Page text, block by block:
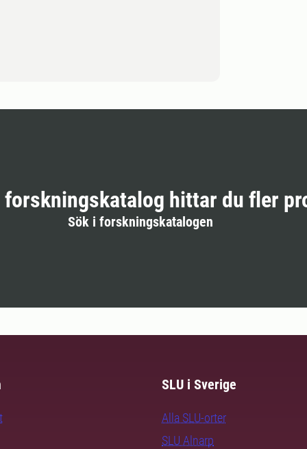
forskningskatalog hittar du fler
Sök i forskningskatalogen
SLU i Sverige
Alla SLU-orter
SLU Alnarp